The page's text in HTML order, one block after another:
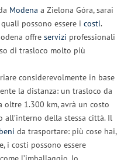
Modena a Zielona Góra, sarai
possono essere i costi.
offre servizi professionali
di trasloco molto più
considerevolmente in base
la distanza: un trasloco da
oltre 1.300 km, avrà un costo
della stessa città. Il
beni da trasportare: più cose hai,
i costi possono essere